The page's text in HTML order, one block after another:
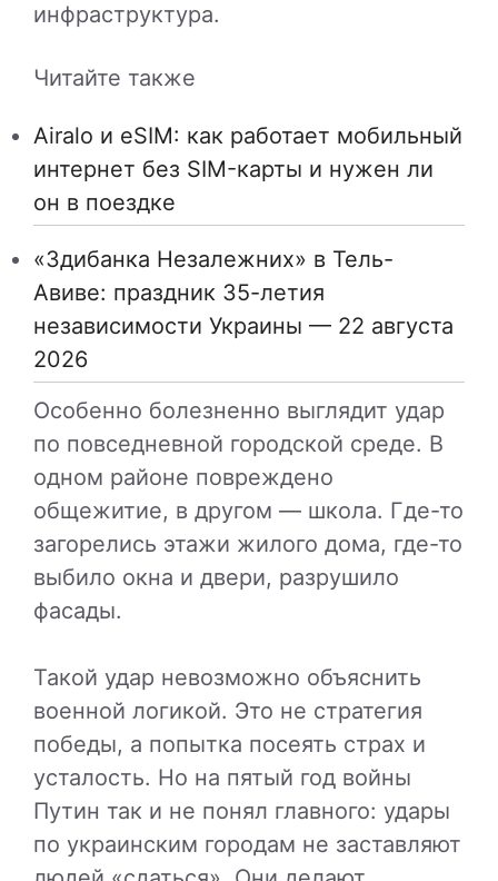
инфраструктура.
Читайте также
Airalo и eSIM: как работает мобильный
интернет без SIM-карты и нужен ли
он в поездке
«Здибанка Незалежних» в Тель-
Авиве: праздник 35-летия
независимости Украины — 22 августа
2026
Особенно болезненно выглядит удар
по повседневной городской среде. В
одном районе повреждено
общежитие, в другом — школа. Где-то
загорелись этажи жилого дома, где-то
выбило окна и двери, разрушило
фасады.
Такой удар невозможно объяснить
военной логикой. Это не стратегия
победы, а попытка посеять страх и
усталость. Но на пятый год войны
Путин так и не понял главного: удары
по украинским городам не заставляют